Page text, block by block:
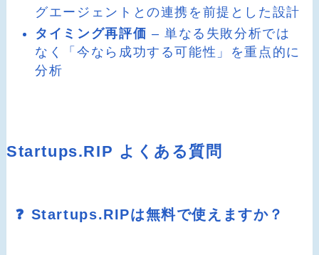
グエージェントとの連携を前提とした設計
タイミング再評価 – 単なる失敗分析では
なく「今なら成功する可能性」を重点的に
分析
Startups.RIP よくある質問
❓ Startups.RIPは無料で使えますか？